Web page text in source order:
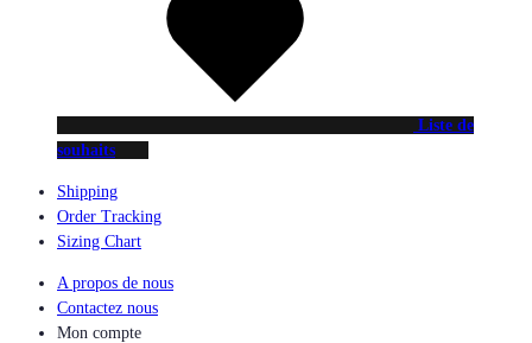
Liste de
souhaits
Shipping
Order Tracking
Sizing Chart
A propos de nous
Contactez nous
Mon compte